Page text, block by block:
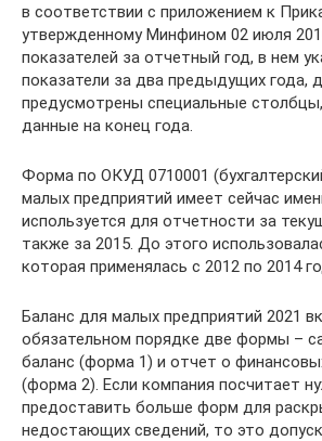
в соответствии с приложением к
утвержденному Минфином 02 июля
показателей за отчетный год, в нем
показатели за два предыдущих года,
предусмотрены специальные
данные на конец года.
Форма по ОКУД 0710001
малых предприятий имеет сейчас
используется для отчетности за
также за 2015. До этого
которая применялась с 2012 по 2014
Баланс для малых предприятий 2021
обязательном порядке две формы –
баланс (форма 1) и отчет о
(форма 2). Если компания посчитает
предоставить больше форм для
недостающих сведений, то это